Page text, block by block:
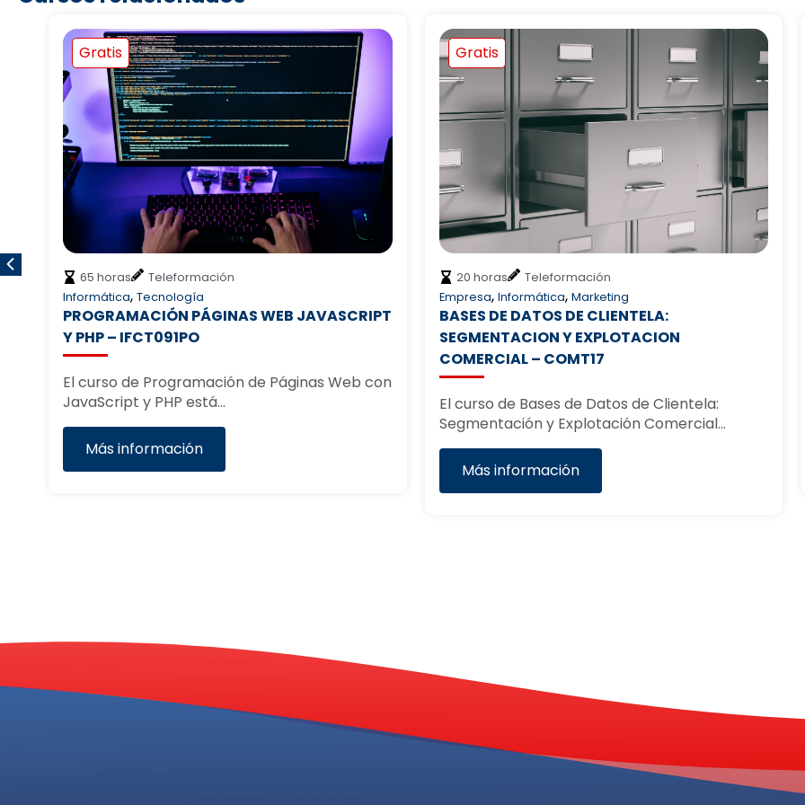
Gratis
20 horas
Teleformación
Empresa, Informática, Marketing
BASES DE DATOS DE CLIENTELA:
SEGMENTACION Y EXPLOTACION
COMERCIAL – COMT17
El curso de Bases de Datos de Clientela:
Segmentación y Explotación Comercial…
Más información
Gratis
30 horas
Teleformación
Empresa, Salud
EL PODER DE LA RESILIENCIA PARA AFRONTAR
SITUACIONES ADVERSAS – ADGD06
El curso de El Poder de la Resiliencia para
Afrontar Situaciones Adversas…
Más información